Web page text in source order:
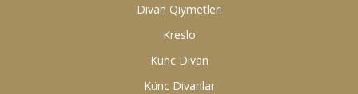
Divan Qiymetleri
Kreslo
Kunc Divan
Künc Divanlar